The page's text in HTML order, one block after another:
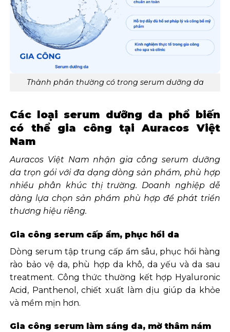
Thành phần thường có trong serum dưỡng da
Các loại serum dưỡng da phổ biến
có thể gia công tại Auracos Việt
Nam
Auracos Việt Nam nhận gia công serum dưỡng
da trọn gói với đa dạng dòng sản phẩm, phù hợp
nhiều phân khúc thị trường. Doanh nghiệp dễ
dàng lựa chọn sản phẩm phù hợp để phát triển
thương hiệu riêng.
Gia công serum cấp ẩm, phục hồi da
Dòng serum tập trung cấp ẩm sâu, phục hồi hàng
rào bảo vệ da, phù hợp da khô, da yếu và da sau
treatment. Công thức thường kết hợp Hyaluronic
Acid, Panthenol, chiết xuất làm dịu giúp da khỏe
và mềm mịn hơn.
Gia công serum làm sáng da, mờ thâm nám